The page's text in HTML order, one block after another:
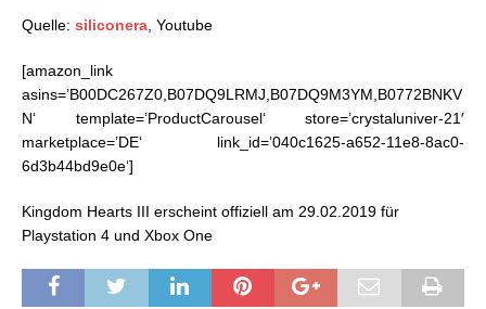
Quelle: siliconera , Youtube
[amazon_link
asins=’B00DC267Z0,B07DQ9LRMJ,B07DQ9M3YM,B0772BNKV
N‘ template=’ProductCarousel‘ store=’crystaluniver-21′
marketplace=’DE‘ link_id=’040c1625-a652-11e8-8ac0-
6d3b44bd9e0e‘]
Kingdom Hearts III erscheint offiziell am 29.02.2019 für
Playstation 4 und Xbox One